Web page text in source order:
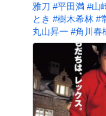
雅刀 #平田満 #山
とき #樹木希林 #
丸山昇一 #角川春